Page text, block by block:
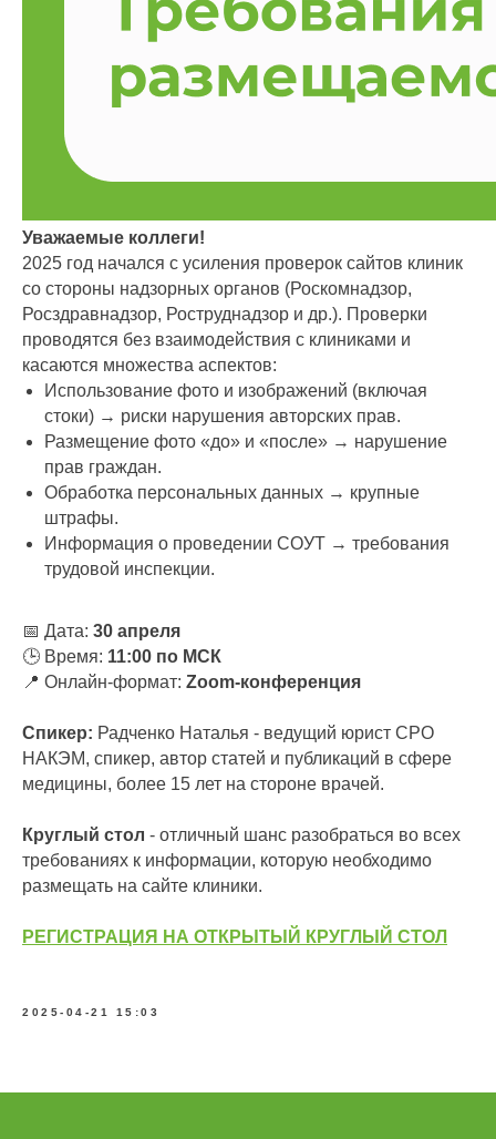
Уважаемые коллеги!
2025 год начался с усиления проверок сайтов клиник
со стороны надзорных органов (Роскомнадзор,
Росздравнадзор, Роструднадзор и др.). Проверки
проводятся без взаимодействия с клиниками и
касаются множества аспектов:
Использование фото и изображений (включая
стоки) → риски нарушения авторских прав.
Размещение фото «до» и «после» → нарушение
прав граждан.
Обработка персональных данных → крупные
штрафы.
Информация о проведении СОУТ → требования
трудовой инспекции.
📅 Дата: 30 апреля
🕒 Время: 11:00 по МСК
📍 Онлайн-формат: Zoom-конференция
Спикер: Радченко Наталья - ведущий юрист СРО
НАКЭМ, спикер, автор статей и публикаций в сфере
медицины, более 15 лет на стороне врачей.
Круглый стол - отличный шанс разобраться во всех
требованиях к информации, которую необходимо
размещать на сайте клиники.
РЕГИСТРАЦИЯ НА ОТКРЫТЫЙ КРУГЛЫЙ СТОЛ
2025-04-21 15:03